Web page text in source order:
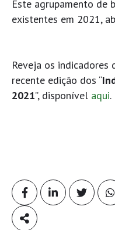
Este agrupamento de
existentes em 2021,
Reveja os indicadores
recente edição dos “
2021”, disponível aqui.